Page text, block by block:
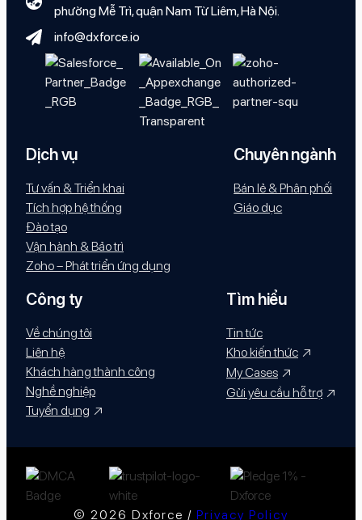
phường Mễ Trì, quận Nam Từ Liêm, Hà Nội.
info@dxforce.io
Dịch vụ
Tư vấn & Triển khai
Tích hợp hệ thống
Đào tạo
Vận hành & Bảo trì
Zoho – Phát triển ứng dụng
Chuyên ngành
Bán lẻ & Phân phối
Giáo dục
Công ty
Về chúng tôi
Liên hệ
Khách hàng thành công
Nghề nghiệp
Tuyển dụng
Tìm hiểu
Tin tức
Kho kiến thức
My Cases
Gửi yêu cầu hỗ trợ
© 2026 Dxforce / Privacy Policy